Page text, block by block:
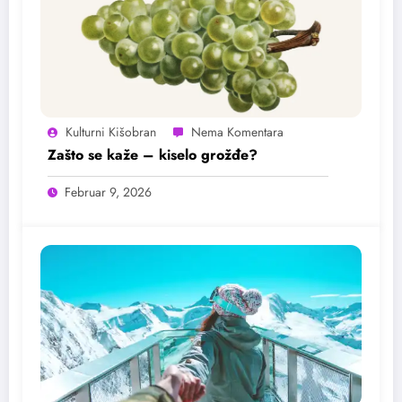
Kulturni Kišobran
Zašto se kaže – kiselo grožđe?
Februar 9, 2026